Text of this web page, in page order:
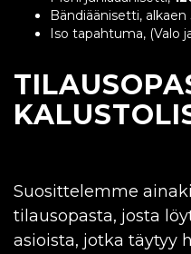
Bändiäänisetti, alkaen
Iso tapahtuma, (Valo
Suosittelemme
tilausopasta, josta
asioista, jotka täytyy